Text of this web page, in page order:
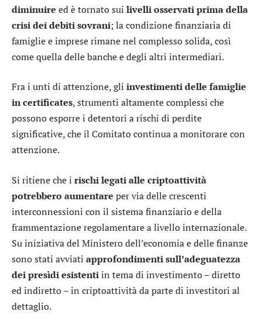
diminuire ed è tornato sui livelli osservati prima della
crisi dei debiti sovrani; la condizione finanziaria di
famiglie e imprese rimane nel complesso solida, così
come quella delle banche e degli altri intermediari.
Fra i unti di attenzione, gli investimenti delle famiglie
in certificates, strumenti altamente complessi che
possono esporre i detentori a rischi di perdite
significative, che il Comitato continua a monitorare con
attenzione.
Si ritiene che i rischi legati alle criptoattività
potrebbero aumentare per via delle crescenti
interconnessioni con il sistema finanziario e della
frammentazione regolamentare a livello internazionale.
Su iniziativa del Ministero dell’economia e delle finanze
sono stati avviati approfondimenti sull’adeguatezza
dei presìdi esistentiin tema di investimento – diretto
ed indiretto – in criptoattività da parte di investitori al
dettaglio.